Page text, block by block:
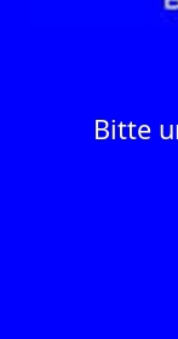
Bitte